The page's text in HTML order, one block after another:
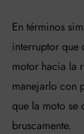
En términos
interruptor que
motor hacia la
manejarlo con
que la moto se
bruscamente.